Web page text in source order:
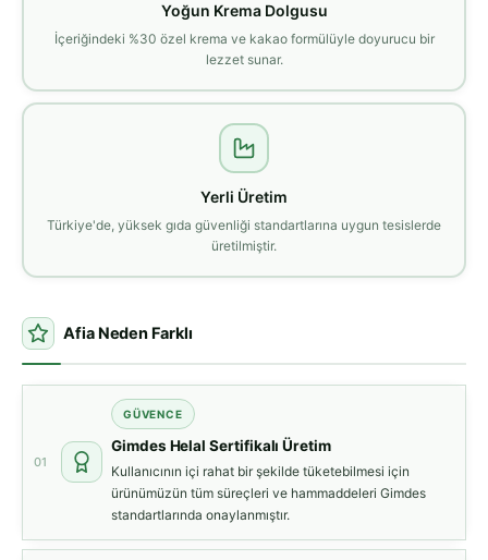
Yoğun Krema Dolgusu
İçeriğindeki %30 özel krema ve kakao formülüyle doyurucu bir
lezzet sunar.
Yerli Üretim
Türkiye'de, yüksek gıda güvenliği standartlarına uygun tesislerde
üretilmiştir.
Afia Neden Farklı
01
GÜVENCE
Gimdes Helal Sertifikalı Üretim
Kullanıcının içi rahat bir şekilde tüketebilmesi için
ürünümüzün tüm süreçleri ve hammaddeleri Gimdes
standartlarında onaylanmıştır.